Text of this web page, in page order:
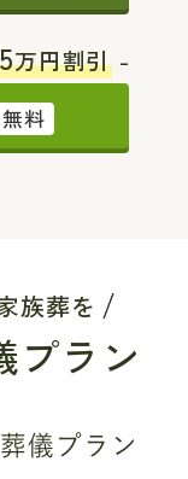
万円割引 -
無料
族葬を
プラン
儀プラン